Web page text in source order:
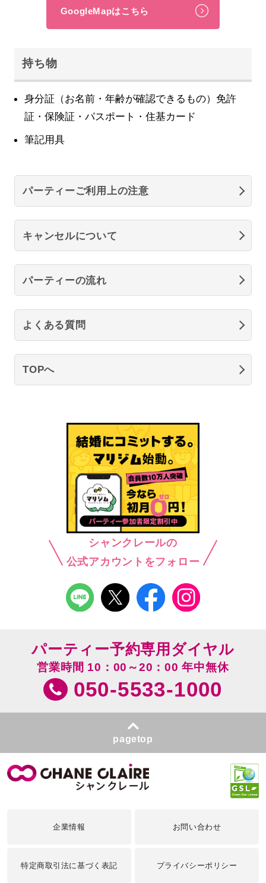
GoogleMapはこちら
持ち物
身分証（お名前・年齢が確認できるもの）免許
証・保険証・パスポート・住基カード
筆記用具
パーティーご利用上の注意
キャンセルについて
パーティーの流れ
よくある質問
TOPへ
シャンクレールの
公式アカウントをフォロー
パーティー予約専用ダイヤル
営業時間 10：00～20：00 年中無休
050-5533-1000
pagetop
企業情報 お問い合わせ
特定商取引法に基づく表記 プライバシーポリシー